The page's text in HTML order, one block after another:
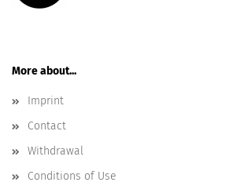
More about...
Imprint
Contact
Withdrawal
Conditions of Use